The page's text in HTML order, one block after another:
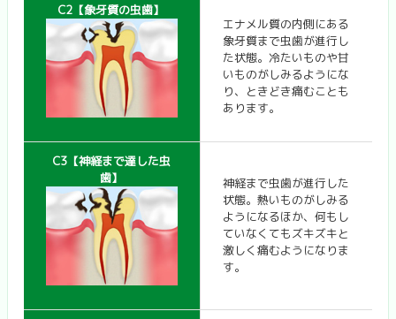
C2【象牙質の虫歯】
エナメル質の内側にある
象牙質まで虫歯が進行し
た状態。冷たいものや甘
いものがしみるようにな
り、ときどき痛むことも
あります。
C3【神経まで達した虫
歯】
神経まで虫歯が進行した
状態。熱いものがしみる
ようになるほか、何もし
ていなくてもズキズキと
激しく痛むようになりま
す。